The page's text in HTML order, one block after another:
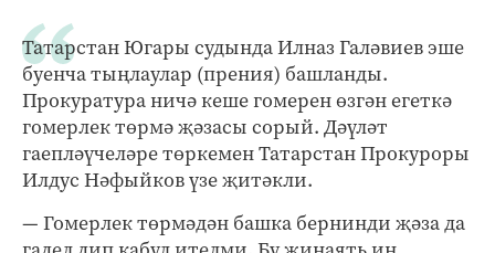
Татарстан Югары судында Илназ Галәвиев эше
буенча тыңлаулар (прения) башланды.
Прокуратура ничә кеше гомерен өзгән егеткә
гомерлек төрмә җәзасы сорый. Дәүләт
гаепләүчеләре төркемен Татарстан Прокуроры
Илдус Нәфыйков үзе җитәкли.
— Гомерлек төрмәдән башка бернинди җәза да